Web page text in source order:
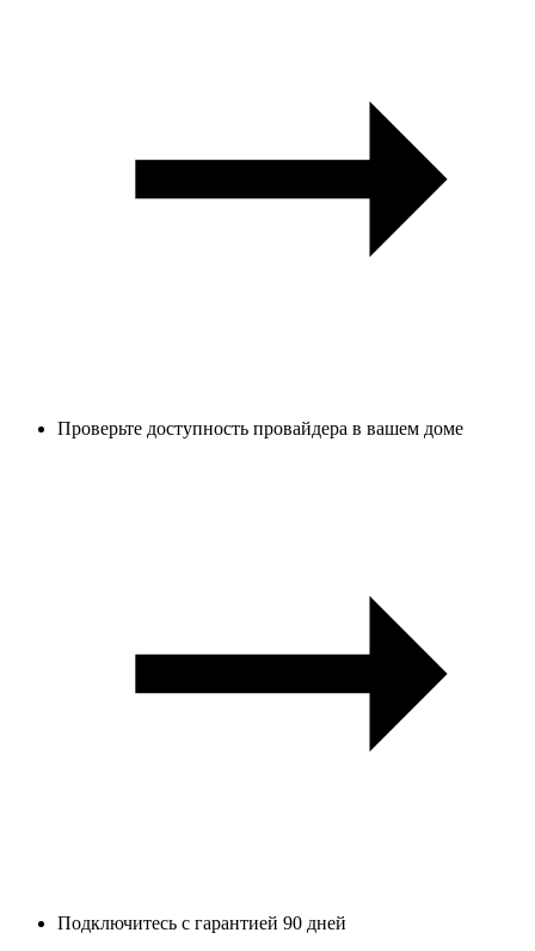
Проверьте доступность провайдера в вашем доме
Подключитесь с гарантией 90 дней